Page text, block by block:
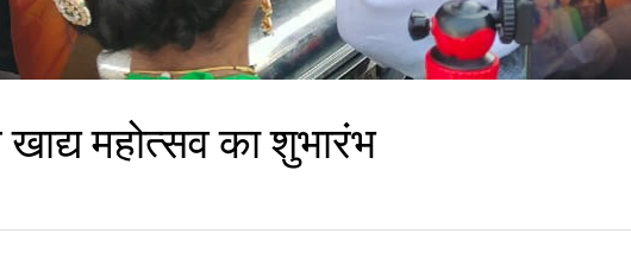
महोत्सव का शुभारंभ